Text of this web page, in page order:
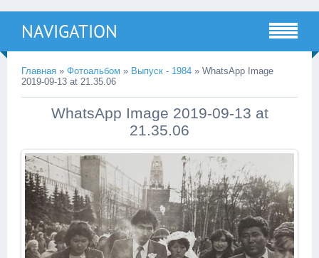
NAVIGATION
Главная » Фотоальбом » Выпуск - 1984 » WhatsApp Image
2019-09-13 at 21.35.06
WhatsApp Image 2019-09-13 at
21.35.06